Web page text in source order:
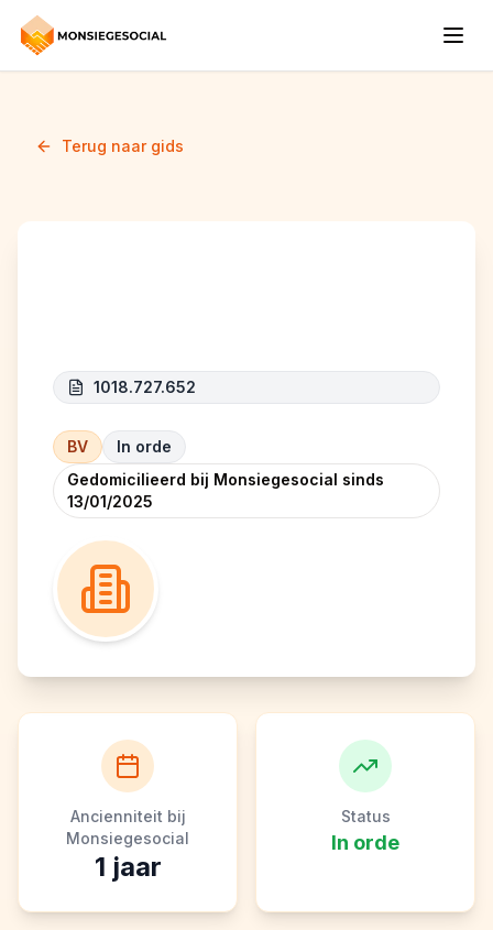
Terug naar gids
1018.727.652
BV
In orde
Gedomicilieerd bij Monsiegesocial sinds
13/01/2025
Ancienniteit bij
Monsiegesocial
1 jaar
Status
In orde